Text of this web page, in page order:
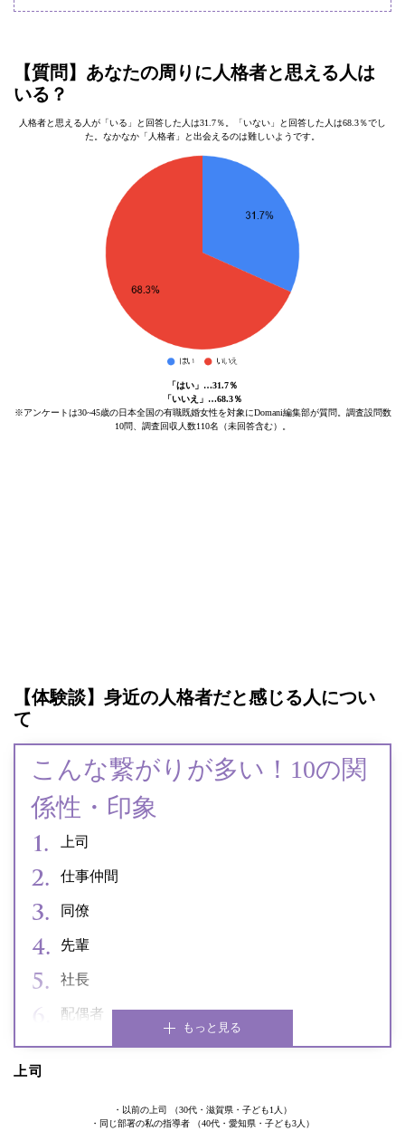
【質問】あなたの周りに人格者と思える人は
いる？
人格者と思える人が「いる」と回答した人は31.7％。「いない」と回答した人は68.3％でし
た。なかなか「人格者」と出会えるのは難しいようです。
「はい」…31.7％
「いいえ」…68.3％
※アンケートは30~45歳の日本全国の有職既婚女性を対象にDomani編集部が質問。調査設問数
10問、調査回収人数110名（未回答含む）。
【体験談】身近の人格者だと感じる人につい
て
こんな繋がりが多い！10の関
係性・印象
上司
仕事仲間
同僚
先輩
社長
配偶者
もっと見る
上司
・以前の上司 （30代・滋賀県・子ども1人）
・同じ部署の私の指導者 （40代・愛知県・子ども3人）